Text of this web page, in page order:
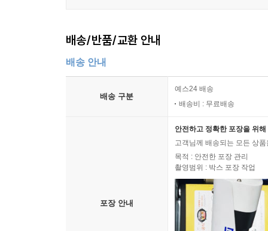
배송/반품/교환 안내
배송 안내
배송 구분
예스24 배송
배송비 : 무료배송
포장 안내
안전하고 정확한 포장을 위
고객님께 배송되는 모든 상
목적 : 안전한 포장 관리
촬영범위 : 박스 포장 작업